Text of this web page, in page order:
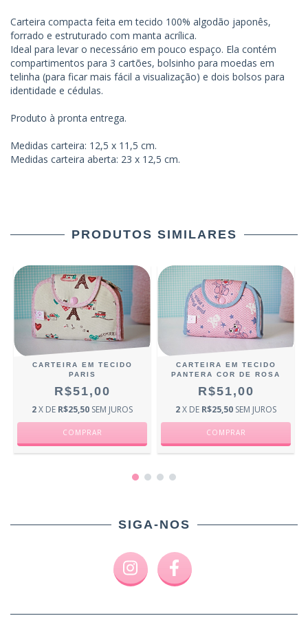
Carteira compacta feita em tecido 100% algodão japonês,
forrado e estruturado com manta acrílica.
Ideal para levar o necessário em pouco espaço. Ela contém
compartimentos para 3 cartões, bolsinho para moedas em
telinha (para ficar mais fácil a visualização) e dois bolsos para
identidade e cédulas.
Produto à pronta entrega.
Medidas carteira: 12,5 x 11,5 cm.
Medidas carteira aberta: 23 x 12,5 cm.
PRODUTOS SIMILARES
CARTEIRA EM TECIDO
PARIS
R$51,00
2X DE R$25,50 SEM JUROS
CARTEIRA EM TECIDO
PANTERA COR DE ROSA
R$51,00
2X DE R$25,50 SEM JUROS
SIGA-NOS